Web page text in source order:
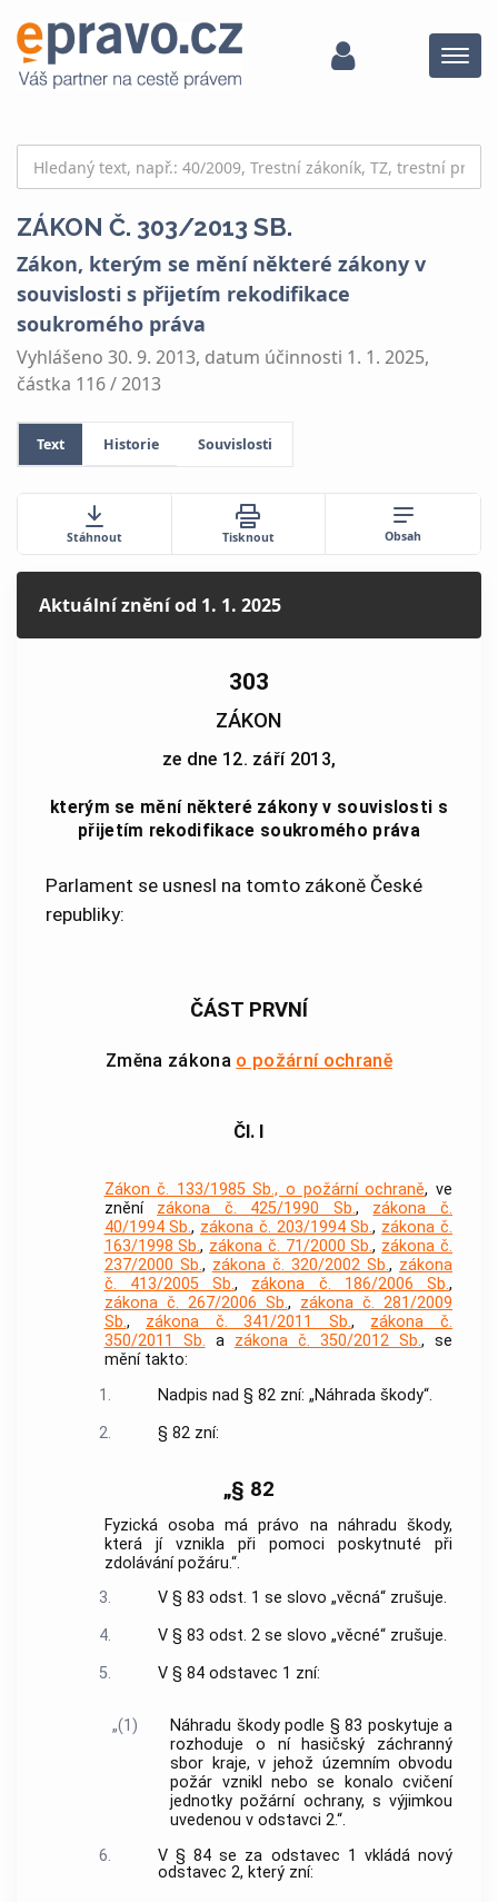
Menu
ZÁKON Č. 303/2013 SB.
Zákon, kterým se mění některé zákony v
souvislosti s přijetím rekodifikace
soukromého práva
Vyhlášeno 30. 9. 2013, datum účinnosti 1. 1. 2025,
částka 116 / 2013
Text Historie Souvislosti
Stáhnout Tisknout Obsah
Aktuální zněníod 1. 1. 2025
303
ZÁKON
ze dne 12. září 2013,
kterým se mění některé zákony v souvislosti s
přijetím rekodifikace soukromého práva
Parlament se usnesl na tomto zákoně České
republiky:
ČÁST PRVNÍ
Změna zákona o požární ochraně
Čl. I
Zákon č. 133/1985 Sb., o požární ochraně, ve
znění zákona č. 425/1990 Sb., zákona č.
40/1994 Sb., zákona č. 203/1994 Sb., zákona č.
163/1998 Sb., zákona č. 71/2000 Sb., zákona č.
237/2000 Sb., zákona č. 320/2002 Sb., zákona
č. 413/2005 Sb., zákona č. 186/2006 Sb.,
zákona č. 267/2006 Sb., zákona č. 281/2009
Sb., zákona č. 341/2011 Sb., zákona č.
350/2011 Sb. a zákona č. 350/2012 Sb., se
mění takto:
1.
Nadpis nad § 82 zní: „Náhrada škody“.
2.
§ 82 zní:
„§ 82
Fyzická osoba má právo na náhradu škody,
která jí vznikla při pomoci poskytnuté při
zdolávání požáru.“.
3.
V § 83 odst. 1 se slovo „věcná“ zrušuje.
4.
V § 83 odst. 2 se slovo „věcné“ zrušuje.
5.
V § 84 odstavec 1 zní:
„(1)
Náhradu škody podle § 83 poskytuje a
rozhoduje o ní hasičský záchranný
sbor kraje, v jehož územním obvodu
požár vznikl nebo se konalo cvičení
jednotky požární ochrany, s výjimkou
uvedenou v odstavci 2.“.
6.
V § 84 se za odstavec 1 vkládá nový
odstavec 2, který zní: